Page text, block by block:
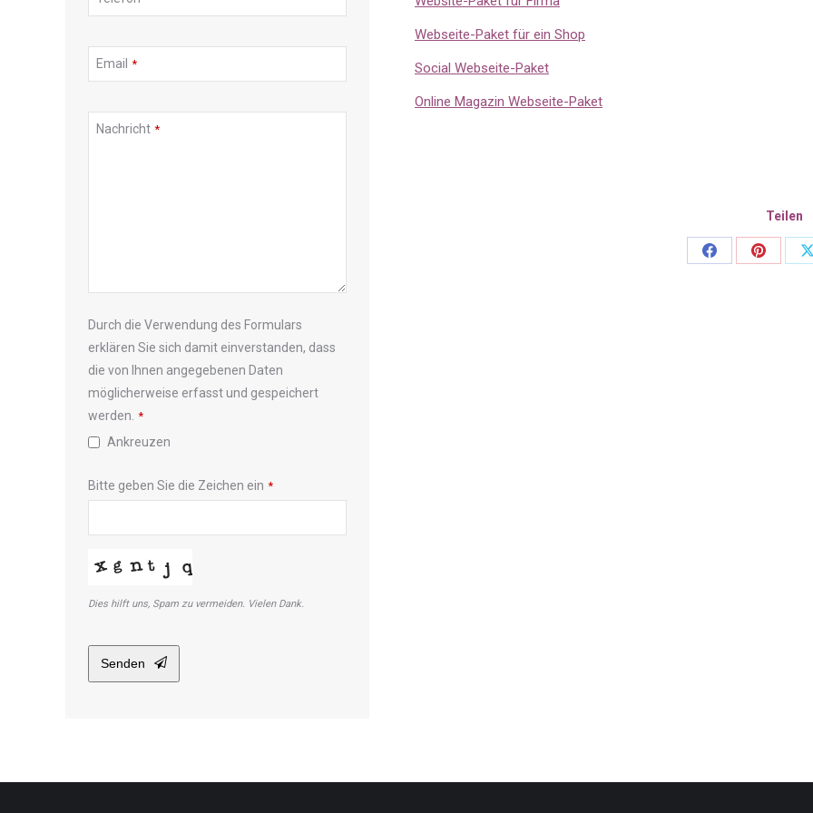
Webseite-Paket für ein Shop
Social Webseite-Paket
Online Magazin Webseite-Paket
Teilen
Share
Share
Address *
Email *
Nachricht *
Durch die Verwendung des Formulars
erklären Sie sich damit einverstanden, dass
die von Ihnen angegebenen Daten
möglicherweise erfasst und gespeichert
werden. *
Ankreuzen
Bitte geben Sie die Zeichen ein *
Dies hilft uns, Spam zu vermeiden. Vielen Dank.
Senden